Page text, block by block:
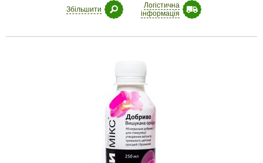
Збільшити
Логістична
інформація